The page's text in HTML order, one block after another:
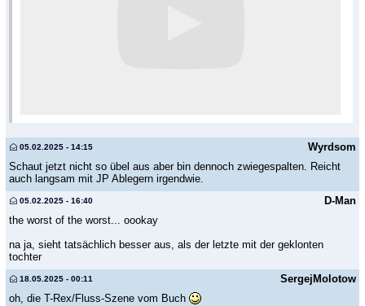
Wyrdsom
05.02.2025 - 14:15
Schaut jetzt nicht so übel aus aber bin dennoch zwiegespalten. Reicht
auch langsam mit JP Ablegern irgendwie.
D-Man
05.02.2025 - 16:40
the worst of the worst... oookay
na ja, sieht tatsächlich besser aus, als der letzte mit der geklonten
tochter
SergejMolotow
18.05.2025 - 00:11
oh, die T-Rex/Fluss-Szene vom Buch